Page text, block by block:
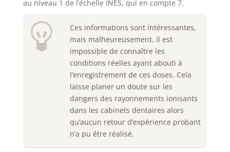
au niveau 1 de l’échelle INES, qui en compte 7.
Ces informations sont intéressantes,
mais malheureusement, il est
impossible de connaître les
conditions réelles ayant abouti à
l’enregistrement de ces doses. Cela
laisse planer un doute sur les
dangers des rayonnements ionisants
dans les cabinets dentaires alors
qu’aucun retour d’expérience probant
n’a pu être réalisé.